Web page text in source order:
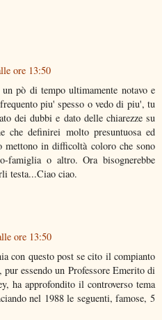
ore 13:50
pò di tempo ultimamente notavo e
piu' spesso o vedo di piu', tu
dei dubbi e dato delle chiarezze su
che definirei molto presuntuosa ed
mettono in difficoltà coloro che sono
o altro. Ora bisognerebbe
testa...Ciao ciao.
ore 13:50
con questo post se cito il compianto
essendo un Professore Emerito di
ha approfondito il controverso tema
nel 1988 le seguenti, famose, 5